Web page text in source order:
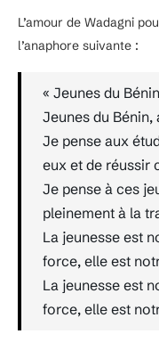
L’amour de Wadagni
l’anaphore suivante :
« Jeunes du
Jeunes du
Je pense aux
eux et de réussir
Je pense à ces
pleinement à la
La jeunesse est
force, elle est
La jeunesse est
force, elle est